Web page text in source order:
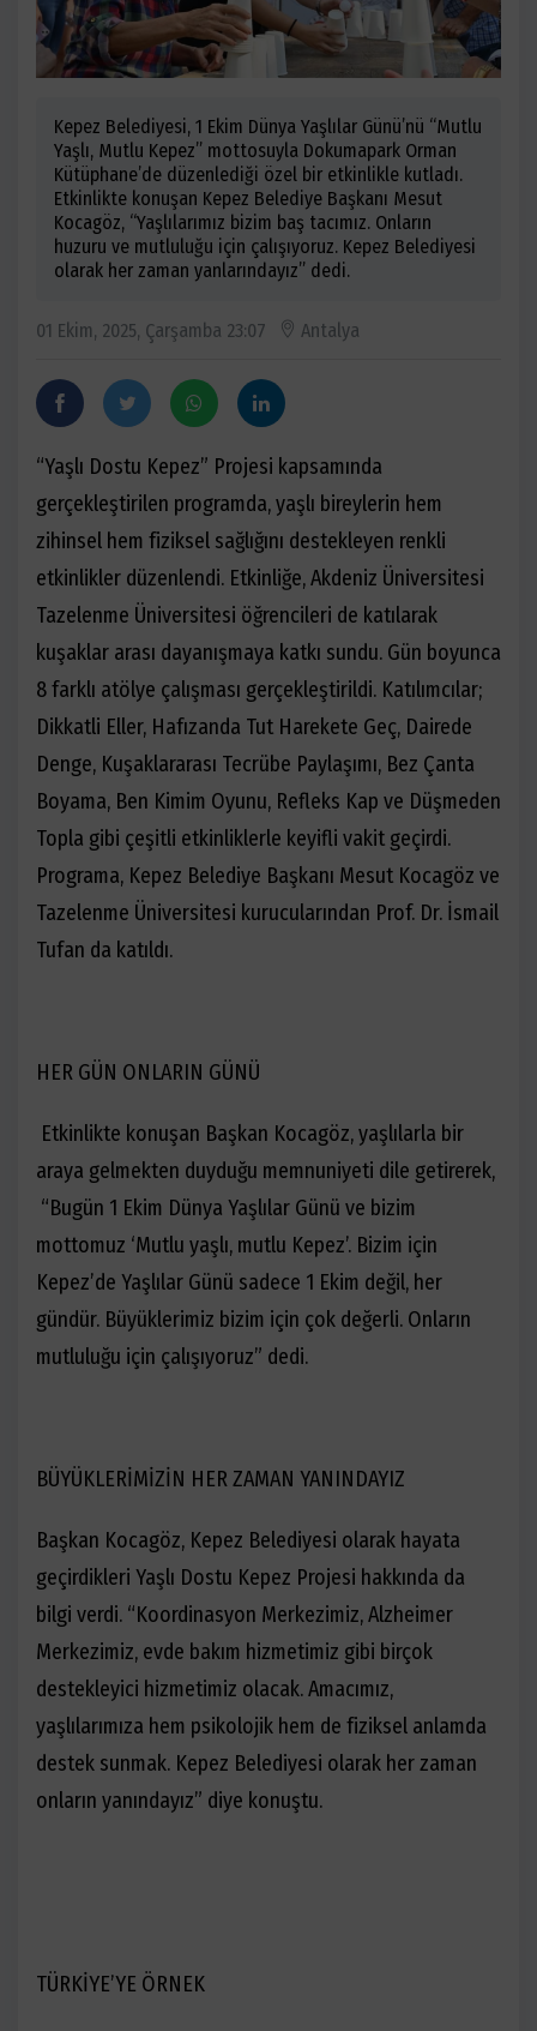
Kepez Belediyesi, 1 Ekim Dünya Yaşlılar Günü’nü “Mutlu
Yaşlı, Mutlu Kepez” mottosuyla Dokumapark Orman
Kütüphane’de düzenlediği özel bir etkinlikle kutladı.
Etkinlikte konuşan Kepez Belediye Başkanı Mesut
Kocagöz, “Yaşlılarımız bizim baş tacımız. Onların
huzuru ve mutluluğu için çalışıyoruz. Kepez Belediyesi
olarak her zaman yanlarındayız” dedi.
01 Ekim, 2025, Çarşamba 23:07 Antalya
“Yaşlı Dostu Kepez” Projesi kapsamında
gerçekleştirilen programda, yaşlı bireylerin hem
zihinsel hem fiziksel sağlığını destekleyen renkli
etkinlikler düzenlendi. Etkinliğe,Akdeniz Üniversitesi
Tazelenme Üniversitesi öğrencileri de katılarak
kuşaklar arası dayanışmaya katkı sundu. Gün boyunca
8 farklı atölye çalışması gerçekleştirildi. Katılımcılar;
Dikkatli Eller, Hafızanda Tut Harekete Geç, Dairede
Denge, Kuşaklararası Tecrübe Paylaşımı, Bez Çanta
Boyama, Ben Kimim Oyunu, Refleks Kap ve Düşmeden
Topla gibi çeşitli etkinliklerle keyifli vakit geçirdi.
Programa, Kepez Belediye Başkanı Mesut Kocagöz ve
Tazelenme Üniversitesi kurucularından Prof. Dr. İsmail
Tufan da katıldı.
HER GÜN ONLARIN GÜNÜ
Etkinlikte konuşan Başkan Kocagöz, yaşlılarla bir
araya gelmekten duyduğu memnuniyeti dile getirerek,
“Bugün 1 Ekim Dünya Yaşlılar Günü ve bizim
mottomuz ‘Mutlu yaşlı, mutlu Kepez’. Bizim için
Kepez’de Yaşlılar Günü sadece 1 Ekim değil, her
gündür. Büyüklerimiz bizim için çok değerli. Onların
mutluluğu için çalışıyoruz” dedi.
BÜYÜKLERİMİZİN HER ZAMAN YANINDAYIZ
Başkan Kocagöz, Kepez Belediyesi olarak hayata
geçirdikleri Yaşlı Dostu Kepez Projesi hakkında da
bilgi verdi. “Koordinasyon Merkezimiz, Alzheimer
Merkezimiz, evde bakım hizmetimiz gibi birçok
destekleyici hizmetimiz olacak. Amacımız,
yaşlılarımıza hem psikolojik hem de fiziksel anlamda
destek sunmak. Kepez Belediyesi olarak her zaman
onların yanındayız” diye konuştu.
TÜRKİYE’YE ÖRNEK